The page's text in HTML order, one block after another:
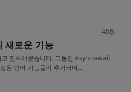
45분
새로운 기능
진화해왔습니다. 그동안 Async-await
은 언어 기능들이 추가되며...